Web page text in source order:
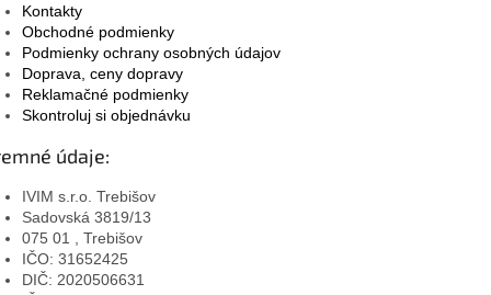
Kontakty
Obchodné podmienky
Podmienky ochrany osobných údajov
Doprava, ceny dopravy
Reklamačné podmienky
Skontroluj si objednávku
údaje:
IVIM s.r.o. Trebišov
Sadovská 3819/13
075 01 , Trebišov
IČO: 31652425
DIČ: 2020506631